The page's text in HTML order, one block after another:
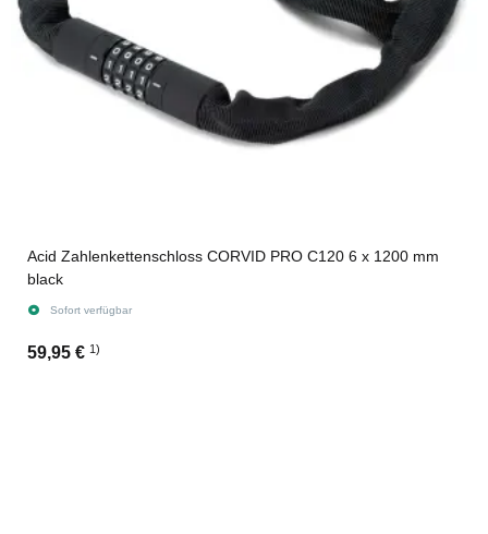
Acid Zahlenkettenschloss CORVID PRO C120 6 x 1200 mm
black
Sofort verfügbar
59,95 € 1)